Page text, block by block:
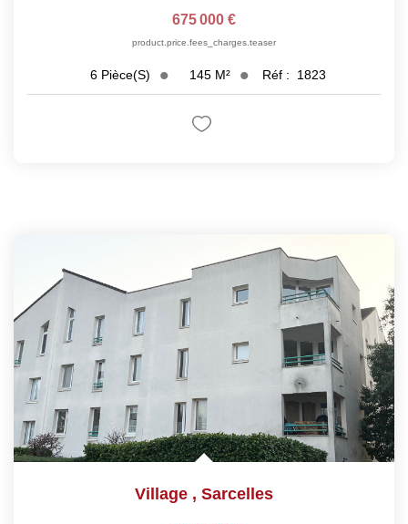
675 000 €
product.price.fees_charges.teaser
6 Pièce(s) 145 M² Réf : 1823
Village , Sarcelles